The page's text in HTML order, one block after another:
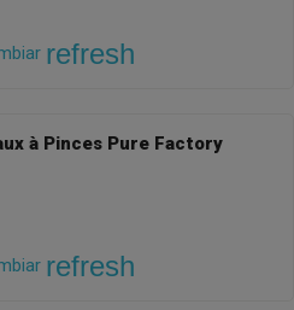
refresh
à Pinces Pure Factory
refresh